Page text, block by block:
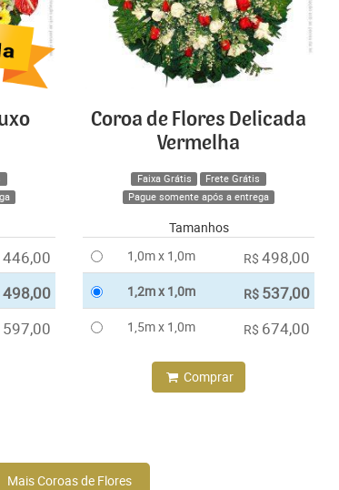
446,00
498,00
597,00
Coroa de Flores Delicada
Vermelha
Faixa Grátis
Frete Grátis
Pague somente após a entrega
Tamanhos
1,0m x 1,0m
R$ 498,00
1,2m x 1,0m R$ 537,00
1,5m x 1,0m R$ 674,00
Comprar
Mais Coroas de Flores